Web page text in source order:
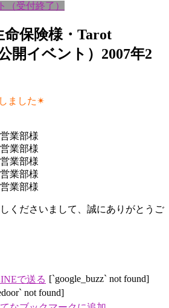
（受付終了）
命保険様・Tarot
開イベント）2007年2
ました✴︎
業部様
業部様
業部様
業部様
業部様
くださいまして、誠にありがとうご
[`google_buzz` not found]
not found]